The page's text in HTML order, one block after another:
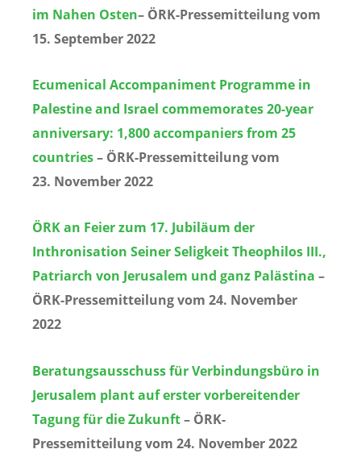
im Nahen Osten– ÖRK-Pressemitteilung vom
15. September 2022
Ecumenical Accompaniment Programme in
Palestine and Israel commemorates 20-year
anniversary: 1,800 accompaniers from 25
countries– ÖRK-Pressemitteilung vom
23. November 2022
ÖRK an Feier zum 17. Jubiläum der
Inthronisation Seiner Seligkeit Theophilos III.,
Patriarch von Jerusalem und ganz Palästina –
ÖRK-Pressemitteilung vom 24. November
2022
Beratungsausschuss für Verbindungsbüro in
Jerusalem plant auf erster vorbereitender
Tagung für die Zukunft– ÖRK-
Pressemitteilung vom 24. November 2022